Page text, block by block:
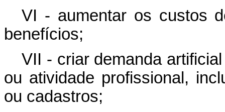
VI - aumentar os custos
benefícios;
VII - criar demanda
ou atividade profissional,
ou cadastros;